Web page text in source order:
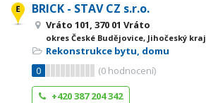
BRICK - STAV CZ s.r.o.
Vráto 101, 370 01 Vráto
okres České Budějovice, Jihočeský kraj
Rekonstrukce bytu, domu
0
(0 hodnocení)
+420 387 204 342